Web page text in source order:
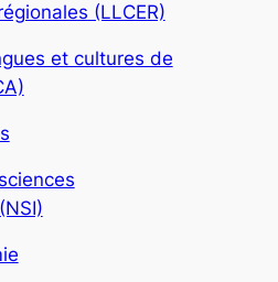
(LLCER)
et cultures de